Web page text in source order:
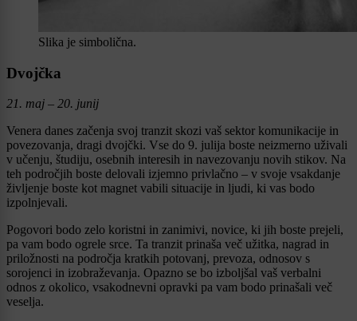
Slika je simbolična.
Dvojčka
21. maj – 20. junij
Venera danes začenja svoj tranzit skozi vaš sektor komunikacije in
povezovanja, dragi dvojčki. Vse do 9. julija boste neizmerno uživali
v učenju, študiju, osebnih interesih in navezovanju novih stikov. Na
teh področjih boste delovali izjemno privlačno – v svoje vsakdanje
življenje boste kot magnet vabili situacije in ljudi, ki vas bodo
izpolnjevali.
Pogovori bodo zelo koristni in zanimivi, novice, ki jih boste prejeli,
pa vam bodo ogrele srce. Ta tranzit prinaša več užitka, nagrad in
priložnosti na področja kratkih potovanj, prevoza, odnosov s
sorojenci in izobraževanja. Opazno se bo izboljšal vaš verbalni
odnos z okolico, vsakodnevni opravki pa vam bodo prinašali več
veselja.